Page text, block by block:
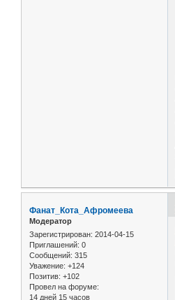
Фанат_Кота_Афромеева
Модератор
Зарегистрирован: 2014-04-15
Приглашений: 0
Сообщений: 315
Уважение: +124
Позитив: +102
Провел на форуме:
14 дней 15 часов